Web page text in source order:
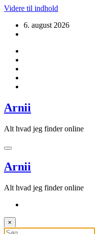
Videre til indhold
6. august 2026
Arnii
Alt hvad jeg finder online
Arnii
Alt hvad jeg finder online
×